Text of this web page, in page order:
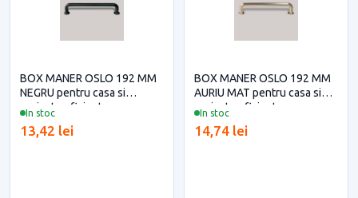
In stoc
BOX MANER OSLO 192 MM
NEGRU pentru casa si
proiecte eficiente
13,42 lei
In stoc
BOX MANER OSLO 192 MM
AURIU MAT pentru casa si
proiecte eficiente
14,74 lei